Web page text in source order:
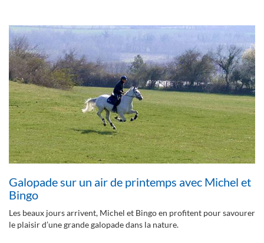
Galopade sur un air de printemps avec Michel et
Bingo
Les beaux jours arrivent, Michel et Bingo en profitent pour savourer
le plaisir d’une grande galopade dans la nature.